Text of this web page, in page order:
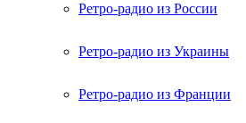
Ретро-радио из России
Ретро-радио из Украины
Ретро-радио из Франции